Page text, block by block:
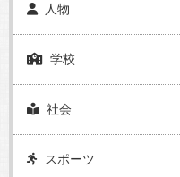
人物
学校
社会
スポーツ